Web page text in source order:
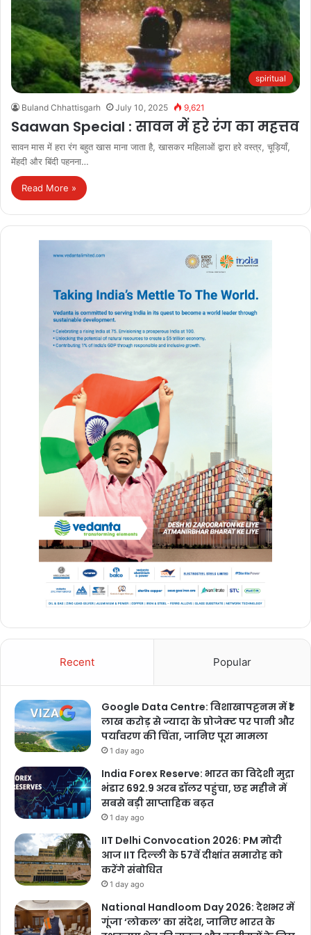
spiritual
Buland Chhattisgarh July 10, 2025 9,621
Saawan Special : सावन में हरे रंग का महत्तव
सावन मास में हरा रंग बहुत खास माना जाता है, खासकर महिलाओं द्वारा हरे वस्त्र, चूड़ियाँ,
मेंहदी और बिंदी पहनना…
Read More »
Recent Popular
Google Data Centre: विशाखापट्टनम में ₹1
लाख करोड़ से ज्यादा के प्रोजेक्ट पर पानी और
पर्यावरण की चिंता, जानिए पूरा मामला
1 day ago
India Forex Reserve: भारत का विदेशी मुद्रा
भंडार 692.9 अरब डॉलर पहुंचा, छह महीने में
सबसे बड़ी साप्ताहिक बढ़त
1 day ago
IIT Delhi Convocation 2026: PM मोदी
आज IIT दिल्ली के 57वें दीक्षांत समारोह को
करेंगे संबोधित
1 day ago
National Handloom Day 2026: देशभर में
गूंजा ‘लोकल’ का संदेश, जानिए भारत के